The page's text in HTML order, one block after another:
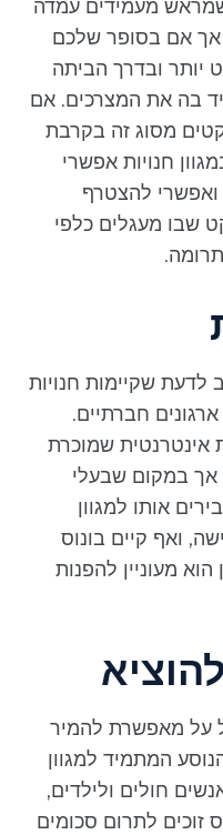
מעמידים עמדה
אך אם בסופר שלכם
יותר ובדרך הביתה
בה את המצרכים. אם
מסוג זה בקרבת
חנויות אפשרי
להצטרף
שבו מעגלים כלפי
שקיימות חנויות
חברתיים.
שמוכרת
במקום שבעלי
אותו למגוון
הרכישה, ואף קיים בונוס
מעוניין להפנות
מאפשרת להמיר
המתמיד למגוון
חולים ולילדים,
לתרום סכומים